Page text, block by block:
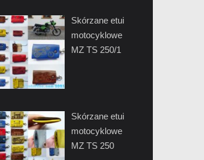
Skórzane etui
motocyklowe
MZ TS 250/1
Skórzane etui
motocyklowe
MZ TS 250